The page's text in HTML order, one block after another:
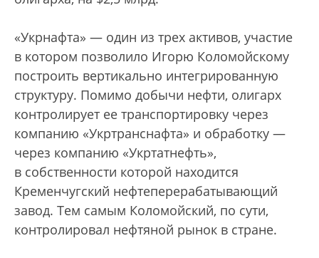
«Укрнафта» — один из трех активов, участие
в котором позволило Игорю Коломойскому
построить вертикально интегрированную
структуру. Помимо добычи нефти, олигарх
контролирует ее транспортировку через
компанию «Укртранснафта» и обработку —
через компанию «Укртатнефть»,
в собственности которой находится
Кременчугский нефтеперерабатывающий
завод. Тем самым Коломойский, по сути,
контролировал нефтяной рынок в стране.